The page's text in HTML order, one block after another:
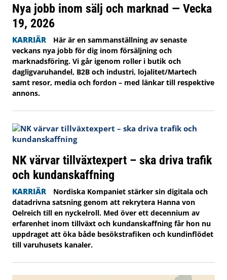
Nya jobb inom sälj och marknad — Vecka
19, 2026
KARRIÄR
Här är en sammanställning av senaste
veckans nya jobb för dig inom försäljning och
marknadsföring. Vi går igenom roller i butik och
dagligvaruhandel, B2B och industri, lojalitet/Martech
samt resor, media och fordon – med länkar till respektive
annons.
NK värvar tillväxtexpert – ska driva trafik
och kundanskaffning
KARRIÄR
Nordiska Kompaniet stärker sin digitala och
datadrivna satsning genom att rekrytera Hanna von
Oelreich till en nyckelroll. Med över ett decennium av
erfarenhet inom tillväxt och kundanskaffning får hon nu
uppdraget att öka både besökstrafiken och kundinflödet
till varuhusets kanaler.